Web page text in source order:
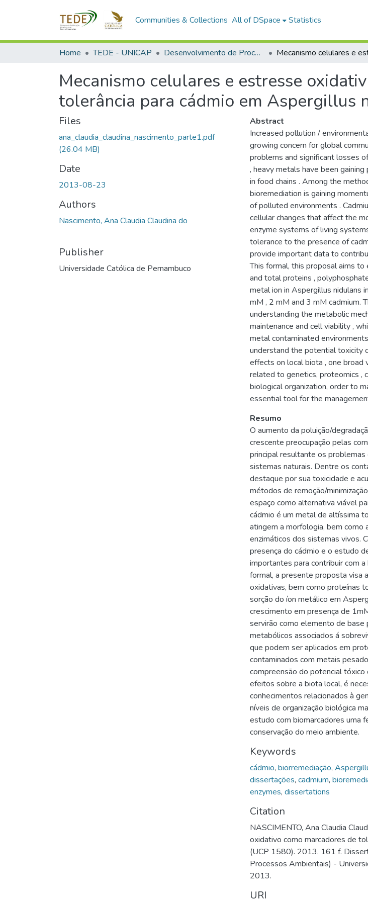
Communities & Collections All of DSpace Statistics
Home TEDE - UNICAP Desenvolvimento de Processos Ambientais
Mecanismo celulares e estresse
tolerância para cádmio em Aspergillus
Files
ana_claudia_claudina_nascimento_parte1.pdf
(26.04 MB)
Date
2013-08-23
Authors
Nascimento, Ana Claudia Claudina do
Publisher
Universidade Católica de Pernambuco
Abstract
Increased pollution /
growing concern for global
problems and significant losses
, heavy metals have been
in food chains . Among the
bioremediation is gaining
of polluted environments .
cellular changes that affect the
enzyme systems of living
tolerance to the presence of
provide important data to
This formal, this proposal aims
and total proteins ,
metal ion in Aspergillus nidulans
mM , 2 mM and 3 mM cadmium.
understanding the metabolic
maintenance and cell viability ,
metal contaminated
understand the potential toxicity
effects on local biota , one
related to genetics, proteomics ,
biological organization, order to
essential tool for the
Resumo
O aumento da poluição/
crescente preocupação pelas
principal resultante os
sistemas naturais. Dentre os
destaque por sua toxicidade e
métodos de remoção/
espaço como alternativa viável
cádmio é um metal de altíssima
atingem a morfologia, bem
enzimáticos dos sistemas vivos.
presença do cádmio e o estudo
importantes para contribuir com
formal, a presente proposta visa
oxidativas, bem como proteínas
sorção do íon metálico em
crescimento em presença de
servirão como elemento de
metabólicos associados á
que podem ser aplicados em
contaminados com metais
compreensão do potencial
efeitos sobre a biota local, é
conhecimentos relacionados à
níveis de organização biológica
estudo com biomarcadores uma
conservação do meio ambiente.
Keywords
cádmio, biorremediação,
dissertações, cadmium,
enzymes, dissertations
Citation
NASCIMENTO, Ana Claudia
oxidativo como marcadores de
(UCP 1580). 2013. 161 f.
Processos Ambientais) -
2013.
URI